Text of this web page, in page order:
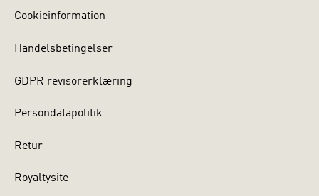
Cookieinformation
Handelsbetingelser
GDPR revisorerklæring
Persondatapolitik
Retur
Royaltysite